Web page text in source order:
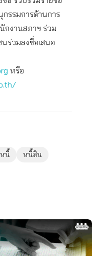
รรมการด้านการ
กงานสภาฯ ร่วม
ร่วมลงชื่อเสนอ
หรือ
นี้ หนี้สิน